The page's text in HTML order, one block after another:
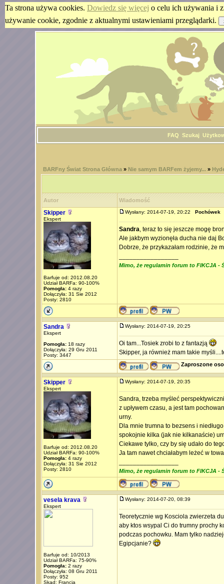
Ta strona używa cookies. Dowiedz się więcej o celu ich używania i
używanie cookie, zgodnie z aktualnymi ustawieniami przeglądarki.
FAQ Szukaj
BARFny Świat Strona Główna» Nie samym BARFem żyjemy... »
Autor Wiadomość
Skipper
Ekspert
Barfuje od: 2012.08.20
Udział BARFa: 90-100%
Pomogła:4 razy
Dołączyła: 31 Sie 2012
Posty: 2810
Wysłany: 2014-07-19, 20:22 Pochówek
Sandra, teraz to się jeszcze mogę
Ale jakbym wyzionęła ducha nie daj
Dobrze, że przykazałam rodzinie, że
Mimo, że regulamin forum to FIKCJA -
Sandra
Ekspert
Pomogła:18 razy
Dołączyła: 29 Gru 2011
Posty: 3447
Wysłany: 2014-07-19, 20:25
Oi tam...Tosiek zrobi to z fantazją
Skipper, ja również mam takie
Zaproszone
Skipper
Ekspert
Barfuje od: 2012.08.20
Udział BARFa: 90-100%
Pomogła:4 razy
Dołączyła: 31 Sie 2012
Posty: 2810
Wysłany: 2014-07-19, 20:35
Sandra, trzeba myśleć
z upływem czasu, a jest tam
urny.
Dla mnie trumna to bezsens i
spokojnie kilka (jak nie kilkanaście)
Ciekawe tylko, czy by się udało do
Ja tam nawet chciałabym leżeć w
Mimo, że regulamin forum to FIKCJA -
vesela krava
Ekspert
Barfuje od: 10/2013
Udział BARFa: 75-90%
Pomogła:2 razy
Dołączyła: 08 Gru 2011
Posty: 952
Skąd: Francja
Wysłany: 2014-07-20, 08:39
Teoretycznie wg Kosciola zwierzeta
aby ktos wsypal Ci do trumny prochy
podczas pochowku. Mam tylko
Egipcjanie?